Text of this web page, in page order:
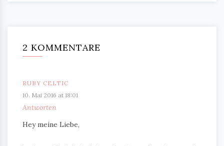
2 KOMMENTARE
RUBY CELTIC
10. Mai 2016 at 18:01
Antworten
Hey meine Liebe,